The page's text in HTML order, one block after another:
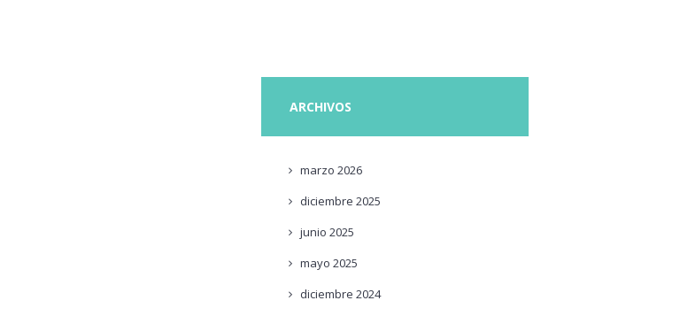
ARCHIVOS
marzo 2026
diciembre 2025
junio 2025
mayo 2025
diciembre 2024